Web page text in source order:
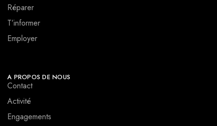
Réparer
T’informer
Employer
A PROPOS DE NOUS
Contact
Activité
Engagements